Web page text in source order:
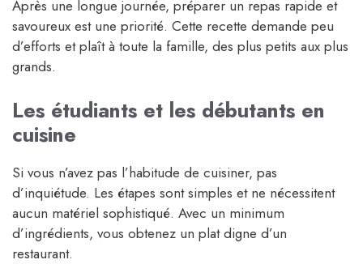
Après une longue journée, préparer un repas rapide et
savoureux est une priorité. Cette recette demande peu
d’efforts et plaît à toute la famille, des plus petits aux plus
grands.
Les étudiants et les débutants en
cuisine
Si vous n’avez pas l’habitude de cuisiner, pas
d’inquiétude. Les étapes sont simples et ne nécessitent
aucun matériel sophistiqué. Avec un minimum
d’ingrédients, vous obtenez un plat digne d’un
restaurant.